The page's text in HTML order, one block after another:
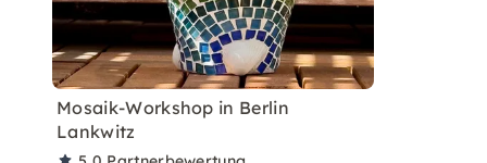
Mosaik-Workshop in Berlin
Lankwitz